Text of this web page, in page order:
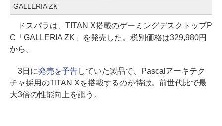
GALLERIA ZK
ドスパラは、TITAN X搭載のゲーミングデスクトップP
C「GALLERIA ZK」を発売した。税別価格は329,980円
から。
3日に発売を予告していた製品で、Pascalアーキテク
チャ採用のTITAN Xを搭載するのが特徴。前世代比で最
大3倍の性能向上を謳う。